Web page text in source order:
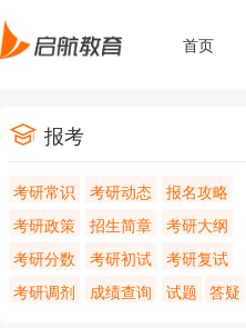
首页
报考
考研常识 考研动态
报名攻略
考研政策
招生简章
考研大纲
考研分数
考研初试
考研复试
考研调剂
成绩查询 试题 答疑